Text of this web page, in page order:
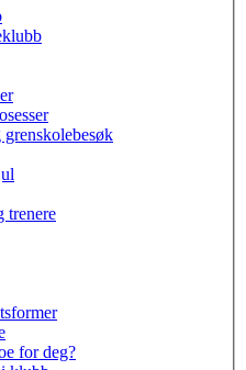
grenskolebesøk
trenere
for deg?